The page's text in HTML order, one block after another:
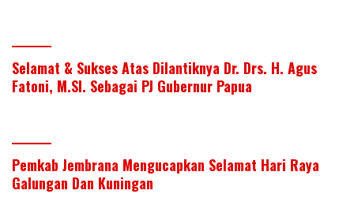
Selamat & Sukses Atas Dilantiknya Dr. Drs. H. Agus
Fatoni, M.SI. Sebagai PJ Gubernur Papua
Pemkab Jembrana Mengucapkan Selamat Hari Raya
Galungan Dan Kuningan